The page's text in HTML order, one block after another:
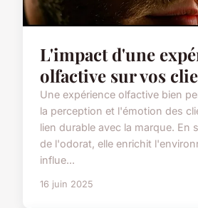
L'impact d'une
olfactive sur vos
Une expérience olfactive bien
la perception et l'émotion des
lien durable avec la marque. En
de l'odorat, elle enrichit
influe...
16 juin 2025